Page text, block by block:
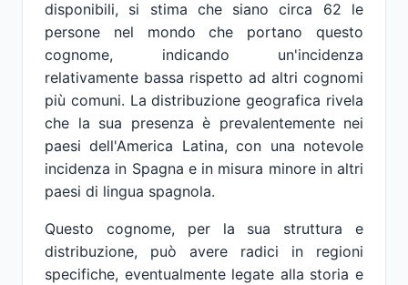
disponibili, si stima che siano circa 62 le
persone nel mondo che portano questo
cognome, indicando un'incidenza
relativamente bassa rispetto ad altri cognomi
più comuni. La distribuzione geografica rivela
che la sua presenza è prevalentemente nei
paesi dell'America Latina, con una notevole
incidenza in Spagna e in misura minore in altri
paesi di lingua spagnola.
Questo cognome, per la sua struttura e
distribuzione, può avere radici in regioni
specifiche, eventualmente legate alla storia e